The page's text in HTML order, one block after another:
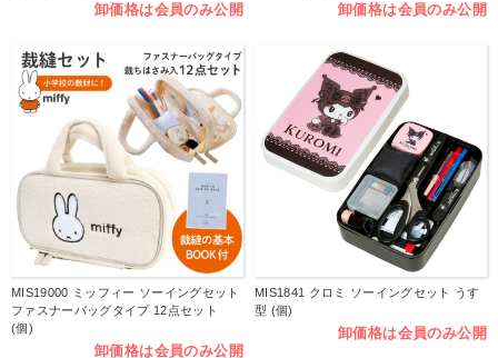
卸価格は会員のみ公開 卸価格は会員のみ公開
MIS19000 ミッフィー ソーイングセット
ファスナーバッグタイプ 12点セット
(個)
卸価格は会員のみ公開
MIS1841 クロミ ソーイングセット うす
型 (個)
卸価格は会員のみ公開